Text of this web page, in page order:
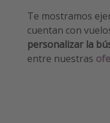
Te mostramos
cuentan con
personalizar la
entre nuestras